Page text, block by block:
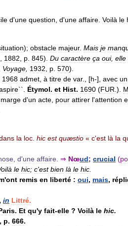
d'une question d'une affaire Voilà le
); obstacle majeur. Mais je
1882 p 845). Du caractère ça oui, elle
Voyage 1932 p 570).
1968 admet à titre de var., [h-], avec un
``. Étymol. et Hist. 1690 (FUR .).
marge d'un acte pour attirer l'attention
la loc hic est quæstio « c'est là la
d'une affaire ⇒ Nœud; crucial (
le hic; c'est bien là le hic
'ont remis en liberté : oui, mais,
, in Littré.
. Et qu'y fait-elle ? Voilà le hic.
, p. 666.